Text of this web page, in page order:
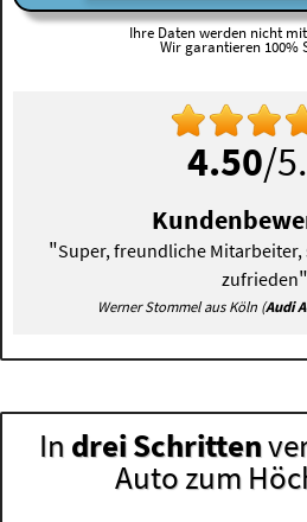
Ihre Daten werden nicht
Wir garantieren 100%
4.50/
"Super, freundliche Mitarbeiter,
zufrieden"
Werner Stommel aus Köln (Audi
In drei Schritten
Auto zum